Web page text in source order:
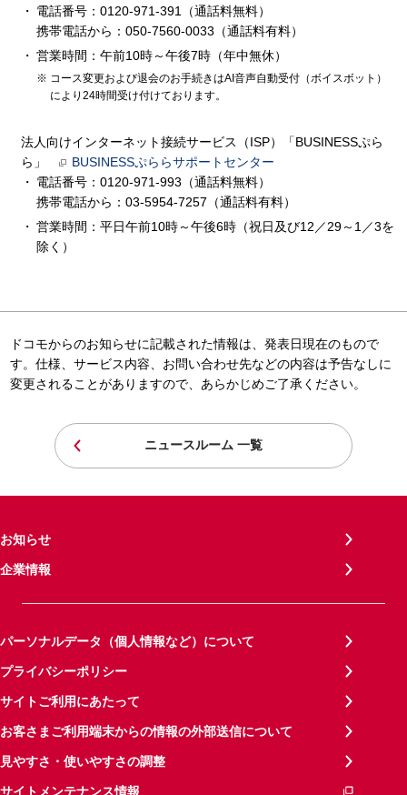
電話番号：0120-971-391（通話料無料）
携帯電話から：050-7560-0033（通話料有料）
営業時間：午前10時～午後7時（年中無休）
コース変更および退会のお手続きはAI音声自動受付（ボイスボット）
により24時間受け付けております。
法人向けインターネット接続サービス（ISP）「BUSINESSぷら
ら」
BUSINESSぷららサポートセンター
電話番号：0120-971-993（通話料無料）
携帯電話から：03-5954-7257（通話料有料）
営業時間：平日午前10時～午後6時（祝日及び12／29～1／3を
除く）
ドコモからのお知らせに記載された情報は、発表日現在のもので
す。仕様、サービス内容、お問い合わせ先などの内容は予告なしに
変更されることがありますので、あらかじめご了承ください。
ニュースルーム 一覧
お知らせ
企業情報
パーソナルデータ（個人情報など）について
プライバシーポリシー
サイトご利用にあたって
お客さまご利用端末からの情報の外部送信について
見やすさ・使いやすさの調整
サイトメンテナンス情報